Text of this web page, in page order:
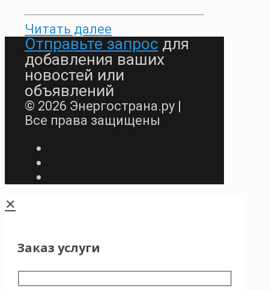
Читать далее
Отправьте запрос для
добавления ваших
новостей или
объявлений
© 2026 Энергострана.ру |
Все права защищены
✕
Заказ услуги